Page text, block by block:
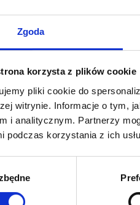
Zgoda
korzysta z plików cookie
pliki cookie do
witrynie. Informacje o tym,
i analitycznym. Partnerzy
podczas korzystania z ich
by
od